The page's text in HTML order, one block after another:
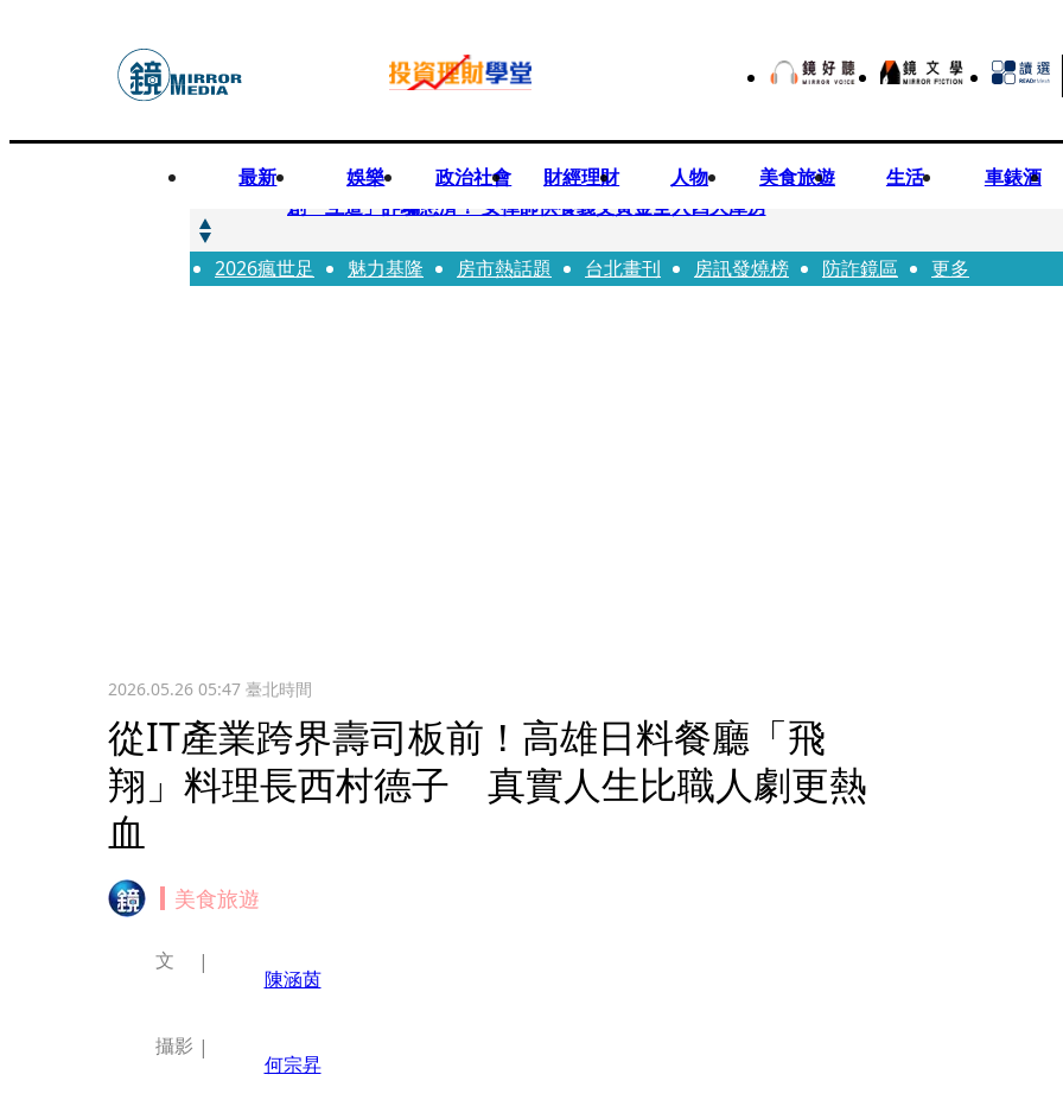
最新 娛樂 政治社會 財經理財 人物 美食旅遊 生活 車錶酒
快訊
創「互道」詐騙慈濟！ 女律師供養義父黃金全入四大庫房
快訊
前時力黨魁表態「反對刪公視預算」 盼在野三思：改凍結處理受質疑項目
2026瘋世足 魅力基隆 房市熱話題 台北畫刊 房訊發燒榜 防詐鏡區 更多
2026.05.26 05:47臺北時間
從IT產業跨界壽司板前！高雄日料餐廳「飛
翔」料理長西村德子 真實人生比職人劇更熱
血
美食旅遊
文
陳涵茵
攝影
何宗昇